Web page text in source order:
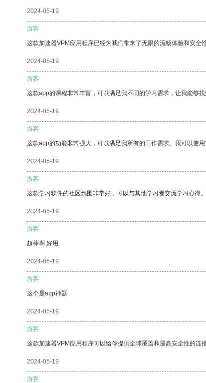
2024-05-19
游客
这款加速器VPM应用程序已经为我们带来了无限的流畅体验和安全性
2024-05-19
游客
这款app的课程非常丰富，可以满足我不同的学习需求，让我能够找
2024-05-19
游客
这款app的功能非常强大，可以满足我所有的工作需求。我可以使
2024-05-19
游客
这款学习软件的社区氛围非常好，可以与其他学习者交流学习心得。
2024-05-19
游客
超棒啊 好用
2024-05-19
游客
这个是app神器
2024-05-19
游客
这款加速器VPM应用程序可以给你提供全球覆盖和最高安全性的连接
2024-05-19
游客